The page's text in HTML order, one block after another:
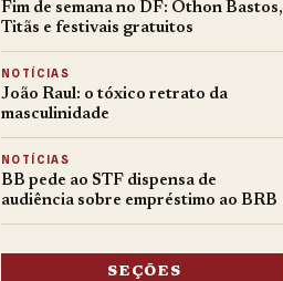
Fim de semana no DF: Othon Bastos,
Titãs e festivais gratuitos
NOTÍCIAS
João Raul: o tóxico retrato da
masculinidade
NOTÍCIAS
BB pede ao STF dispensa de
audiência sobre empréstimo ao BRB
SEÇÕES